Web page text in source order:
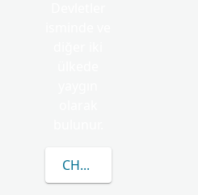
CHOFIN HAKKINDA